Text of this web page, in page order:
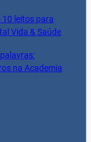
leitos para
Vida & Saúde
na Academia